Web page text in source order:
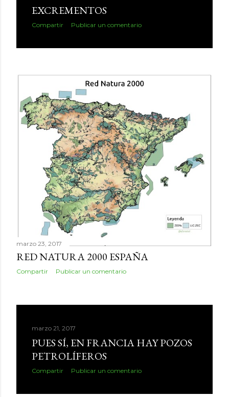
EXCREMENTOS
Compartir Publicar un comentario
marzo 23, 2017
RED NATURA 2000 ESPAÑA
Compartir Publicar un comentario
marzo 21, 2017
PUES SÍ, EN FRANCIA HAY POZOS
PETROLÍFEROS
Compartir Publicar un comentario